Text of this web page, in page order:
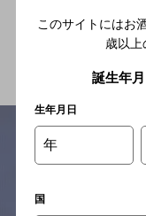
※それぞれのお店のメ
このサイトにはお
歳以上
誕生年
生年月日
年
国